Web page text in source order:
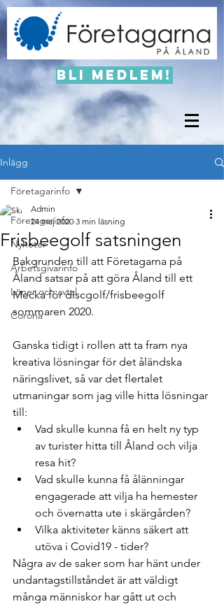
Bli medlem!
Inlägg
Företagarinfo
Nyheter
Arbetsgivarinfo
Löner och avtal
Corona
Företagarinfo
Frisbeegolf satsningen
Admin
24 maj 2020 3 min läsning
Bakgrunden till att Företagarna på
Åland satsar på att göra Åland till ett
Mecka för discgolf/frisbeegolf
sommaren 2020.
Ganska tidigt i rollen att ta fram nya
kreativa lösningar för det åländska
näringslivet, så var det flertalet
utmaningar som jag ville hitta lösningar
till:
Vad skulle kunna få en helt ny typ
av turister hitta till Åland och vilja
resa hit?
Vad skulle kunna få ålänningar
engagerade att vilja ha hemester
och övernatta ute i skärgården?
Vilka aktiviteter känns säkert att
utöva i Covid19 - tider?
Några av de saker som har hänt under
undantagstillståndet är att väldigt
många människor har gått ut och